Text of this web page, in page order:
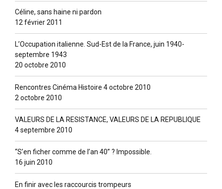
Céline, sans haine ni pardon
12 février 2011
L’Occupation italienne. Sud-Est de la France, juin 1940-
septembre 1943
20 octobre 2010
Rencontres Cinéma Histoire 4 octobre 2010
2 octobre 2010
VALEURS DE LA RESISTANCE, VALEURS DE LA REPUBLIQUE
4 septembre 2010
“S’en ficher comme de l’an 40” ? lmpossible.
16 juin 2010
En finir avec les raccourcis trompeurs